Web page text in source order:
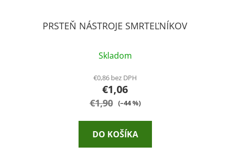
PRSTEŇ NÁSTROJE SMRTEĽNÍKOV
Skladom
€0,86 bez DPH
€1,06
€1,90 (–44 %)
DO KOŠÍKA